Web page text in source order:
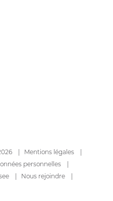
Mentions légales
personnelles
Nous rejoindre